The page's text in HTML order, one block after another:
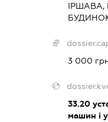
ІРШАВА,
3 000
33.20
машин і